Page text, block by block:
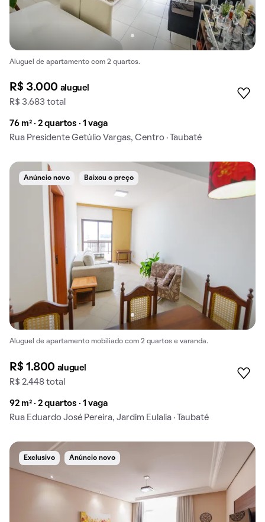
Aluguel de apartamento com 2 quartos.
R$ 3.000 aluguel
R$ 3.683 total
76 m² · 2 quartos · 1 vaga
Rua Presidente Getúlio Vargas, Centro · Taubaté
Anúncio novo Baixou o preço
Aluguel de apartamento mobiliado com 2 quartos e varanda.
R$ 1.800 aluguel
R$ 2.448 total
92 m² · 2 quartos · 1 vaga
Rua Eduardo José Pereira, Jardim Eulalia · Taubaté
Exclusivo Anúncio novo